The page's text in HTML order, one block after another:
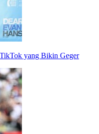
yang Bikin Geger